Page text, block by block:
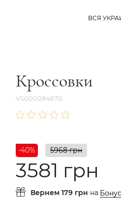
ВСЯ
Кроссовки
VS000084670
-40%
5968 грн
3581 грн
Вернем 179 грн на